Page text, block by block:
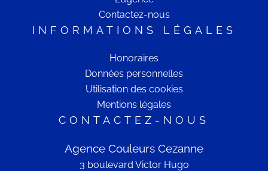
Contactez-nous
INFORMATIONS LÉGALES
Honoraires
Données personnelles
Utilisation des cookies
Mentions légales
CONTACTEZ-NOUS
Agence Couleurs Cezanne
3 boulevard Victor Hugo